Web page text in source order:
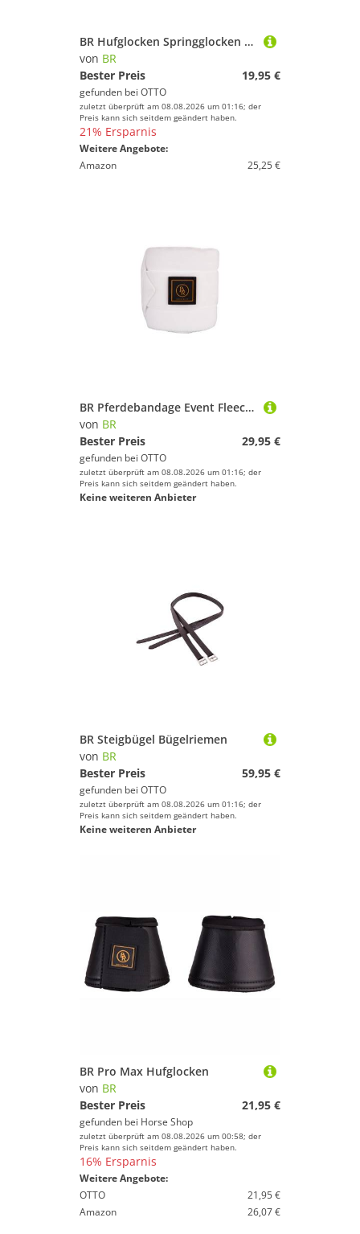
BR Hufglocken Springglocken Basic
von BR
Bester Preis
19,95 €
gefunden bei OTTO
zuletzt überprüft am 08.08.2026 um 01:16; der
Preis kann sich seitdem geändert haben.
21% Ersparnis
Weitere Angebote:
Amazon
25,25 €
BR Pferdebandage Event Fleece Bandagen
von BR
Bester Preis
29,95 €
gefunden bei OTTO
zuletzt überprüft am 08.08.2026 um 01:16; der
Preis kann sich seitdem geändert haben.
Keine weiteren Anbieter
BR Steigbügel Bügelriemen
von BR
Bester Preis
59,95 €
gefunden bei OTTO
zuletzt überprüft am 08.08.2026 um 01:16; der
Preis kann sich seitdem geändert haben.
Keine weiteren Anbieter
BR Pro Max Hufglocken
von BR
Bester Preis
21,95 €
gefunden bei Horse Shop
zuletzt überprüft am 08.08.2026 um 00:58; der
Preis kann sich seitdem geändert haben.
16% Ersparnis
Weitere Angebote:
OTTO
21,95 €
Amazon
26,07 €